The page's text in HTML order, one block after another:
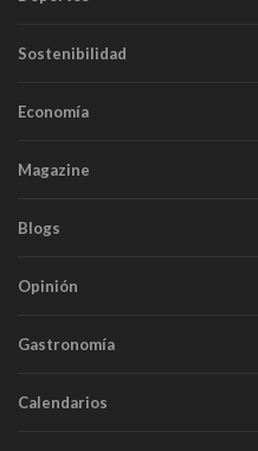
Sostenibilidad
Economía
Magazine
Blogs
Opinión
Gastronomía
Calendarios